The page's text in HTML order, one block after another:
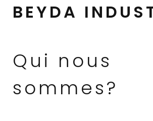
BEYDA
Qui nous
sommes?